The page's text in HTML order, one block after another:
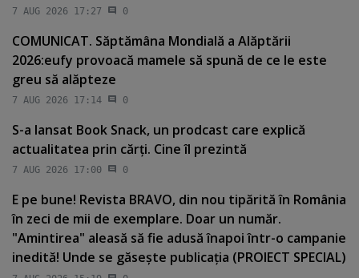
7 AUG 2026 17:27 0
COMUNICAT. Săptămâna Mondială a Alăptării
2026:eufy provoacă mamele să spună de ce le este
greu să alăpteze
7 AUG 2026 17:14 0
S-a lansat Book Snack, un prodcast care explică
actualitatea prin cărţi. Cine îl prezintă
7 AUG 2026 17:00 0
E pe bune! Revista BRAVO, din nou tipărită în România
în zeci de mii de exemplare. Doar un număr.
"Amintirea" aleasă să fie adusă înapoi într-o campanie
inedită! Unde se găseşte publicaţia (PROIECT SPECIAL)